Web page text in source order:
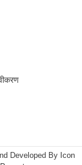
Developed By Icon